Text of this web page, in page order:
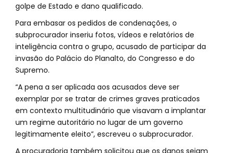
golpe de Estado e dano qualificado.
Para embasar os pedidos de condenações, o
subprocurador inseriu fotos, vídeos e relatórios de
inteligência contra o grupo, acusado de participar da
invasão do Palácio do Planalto, do Congresso e do
Supremo.
“A pena a ser aplicada aos acusados deve ser
exemplar por se tratar de crimes graves praticados
em contexto multitudinário que visavam a implantar
um regime autoritário no lugar de um governo
legitimamente eleito”, escreveu o subprocurador.
A procuradoria também solicitou que os danos sejam